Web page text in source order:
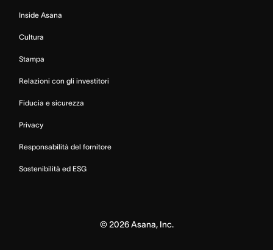
Inside Asana
Cultura
Stampa
Relazioni con gli investitori
Fiducia e sicurezza
Privacy
Responsabilità del fornitore
Sostenibilità ed ESG
© 2026Asana, Inc.